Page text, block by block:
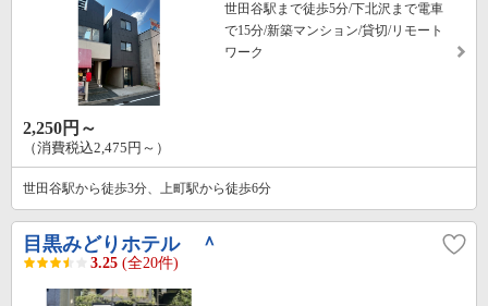
世田谷駅まで徒歩5分/下北沢まで電車
で15分/新築マンション/貸切/リモート
ワーク
2,250円～
（消費税込2,475円～）
世田谷駅から徒歩3分、上町駅から徒歩6分
目黒みどりホテル ＾
3.25 (全20件)